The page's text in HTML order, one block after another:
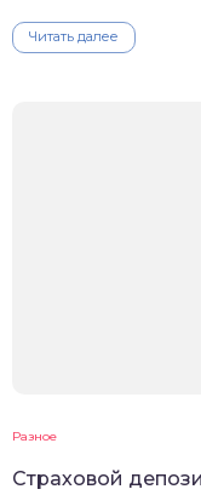
Читать далее
Разное
Cтраховой